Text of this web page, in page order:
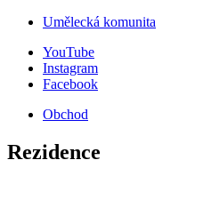
Umělecká komunita
YouTube
Instagram
Facebook
Obchod
Rezidence